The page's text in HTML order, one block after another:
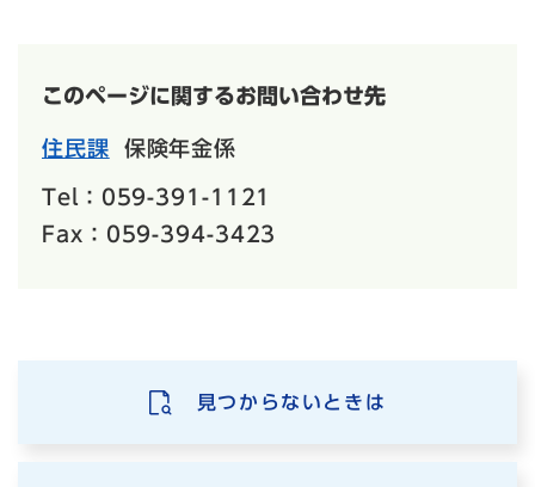
このページに関するお問い合わせ先
住民課 保険年金係
Tel：059-391-1121
Fax：059-394-3423
見つからないときは